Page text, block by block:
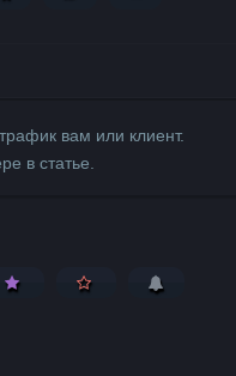
вам или клиент.
в статье.